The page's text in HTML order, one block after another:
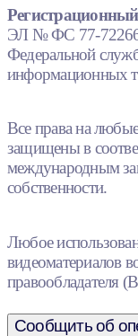
ЭЛ № ФС 77-72266
Федеральной
информационных
Все права на
защищены в
международным
собственности.
Любое
видеоматериалов
правообладателя
Сообщить об